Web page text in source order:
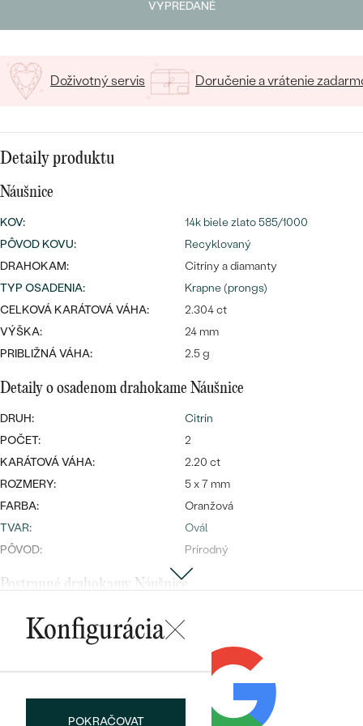
Najpredávanejšie
svadobné
obrúčky
PREZRIEŤ
PODĽA MATERIÁLU
PLATINA
Wave kolekcia
OBJAVIŤ
S DRAHOKAMAMI
S LAB GROWN DIAMANTMI
PODĽA ŠTÝLU
PERSONALIZOVANÉ
SYMBOLICKÉ
MINIMALISTICKÉ
PODĽA PRÍLEŽITOSTI
PODĽA FARBY
PODĽA TVARU DRAHOKAMU
DIAMANTY
Najpredávanejšie
náušnice
PREZRIEŤ
CENOVO DOSTUPNÉ
LUXUSNÉ
Personalizované
OBJAVIŤ
Najpredávanejšie
PREZRIEŤ
VYPREDANÉ
Doživotný servis Doručenie a vrátenie
Detaily produktu
Náušnice
KOV:
14k biele zlato 585/1000
PÔVOD KOVU:
Recyklovaný
DRAHOKAM:
Citríny a diamanty
TYP OSADENIA:
Krapne (prongs)
CELKOVÁ KARÁTOVÁ VÁHA:
2.304 ct
VÝŠKA:
24 mm
PRIBLIŽNÁ VÁHA:
2.5 g
Detaily o osadenom drahokame Náušnice
DRUH:
Citrín
POČET:
2
KARÁTOVÁ VÁHA:
2.20 ct
ROZMERY:
5 x 7 mm
FARBA:
Oranžová
TVAR:
Ovál
PÔVOD:
Prírodný
Postranné drahokamy Náušnice
DRUH:
POČET:
0.9 mm (0.004ct)
TVAR:
Round
Konfigurácia
POKRAČOVAT